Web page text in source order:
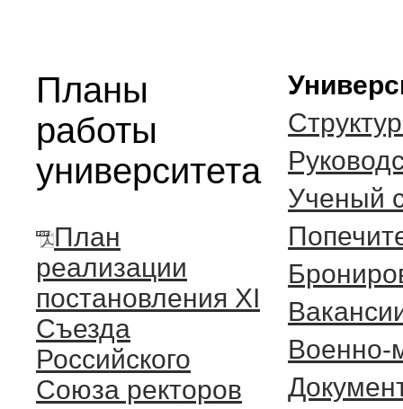
Планы
работы
университета
План
реализации
постановления XI
Съезда
Российского
Союза ректоров
Ученый
Военно-